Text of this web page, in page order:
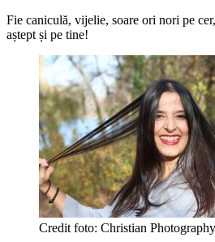
Fie caniculă, vijelie, soare ori nori pe
aștept și pe tine!
Credit foto: Christian Photography